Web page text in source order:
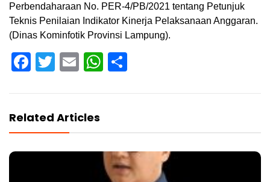
Perbendaharaan No. PER-4/PB/2021 tentang Petunjuk
Teknis Penilaian Indikator Kinerja Pelaksanaan Anggaran.
(Dinas Kominfotik Provinsi Lampung).
Facebook
Twitter
EmailWhatsApp
Related Articles